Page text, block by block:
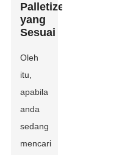
Palletizer
yang
Sesuai
Oleh
itu,
apabila
anda
sedang
mencari